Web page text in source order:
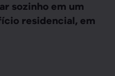
sozinho em um
residencial, em